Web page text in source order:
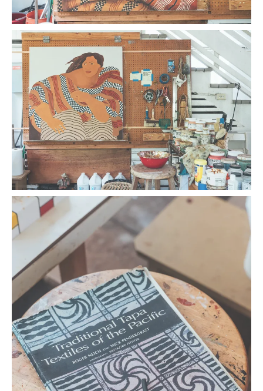
その姿は作品から浮き上がって見えるほど力強く、ハワイ
の神話に登場する女神たちのように、官能的で優雅で、
神々しいほどの威厳をもって見るものの視線を釘づけにす
る。